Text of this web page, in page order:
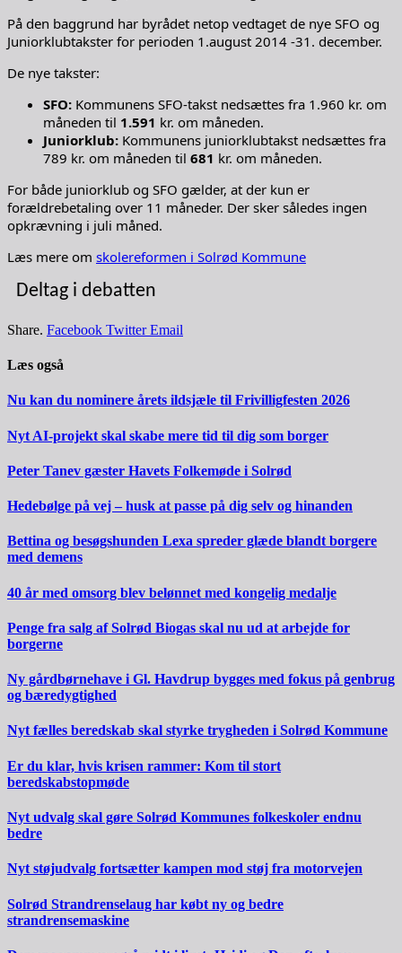
På den baggrund har byrådet netop vedtaget de nye SFO og
Juniorklubtakster for perioden 1.august 2014 -31. december.
De nye takster:
SFO: Kommunens SFO-takst nedsættes fra 1.960 kr. om
måneden til 1.591 kr. om måneden.
Juniorklub: Kommunens juniorklubtakst nedsættes fra
789 kr. om måneden til 681 kr. om måneden.
For både juniorklub og SFO gælder, at der kun er
forældrebetaling over 11 måneder. Der sker således ingen
opkrævning i juli måned.
Læs mere om skolereformen i Solrød Kommune
Deltag i debatten
Share. Facebook Twitter Email
Læs også
Nu kan du nominere årets ildsjæle til Frivilligfesten 2026
Nyt AI-projekt skal skabe mere tid til dig som borger
Peter Tanev gæster Havets Folkemøde i Solrød
Hedebølge på vej – husk at passe på dig selv og hinanden
Bettina og besøgshunden Lexa spreder glæde blandt borgere
med demens
40 år med omsorg blev belønnet med kongelig medalje
Penge fra salg af Solrød Biogas skal nu ud at arbejde for
borgerne
Ny gårdbørnehave i Gl. Havdrup bygges med fokus på genbrug
og bæredygtighed
Nyt fælles beredskab skal styrke trygheden i Solrød Kommune
Er du klar, hvis krisen rammer: Kom til stort
beredskabstopmøde
Nyt udvalg skal gøre Solrød Kommunes folkeskoler endnu
bedre
Nyt støjudvalg fortsætter kampen mod støj fra motorvejen
Solrød Strandrenselaug har købt ny og bedre
strandrensemaskine